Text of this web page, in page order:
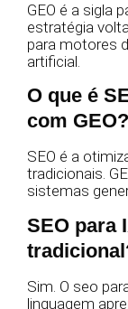
GEO é a sigla
estratégia
para motores
artificial.
O que é
com GEO?
SEO é a
tradicionais.
sistemas
SEO para
Sim. O seo
linguagem